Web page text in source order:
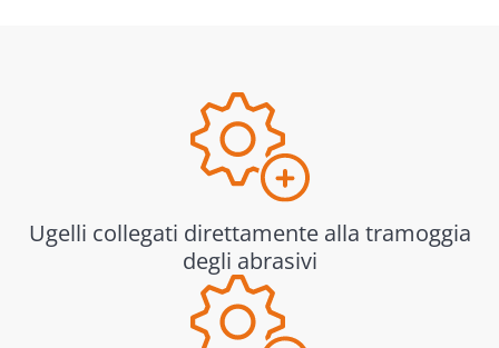
Ugelli collegati direttamente alla tramoggia
degli abrasivi